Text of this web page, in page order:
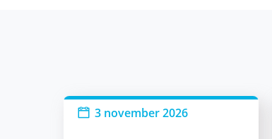
3 november 2026